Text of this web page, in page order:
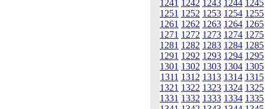
1241 1242 1243 1244 1245
1251 1252 1253 1254 1255
1261 1262 1263 1264 1265
1271 1272 1273 1274 1275
1281 1282 1283 1284 1285
1291 1292 1293 1294 1295
1301 1302 1303 1304 1305
1311 1312 1313 1314 1315
1321 1322 1323 1324 1325
1331 1332 1333 1334 1335